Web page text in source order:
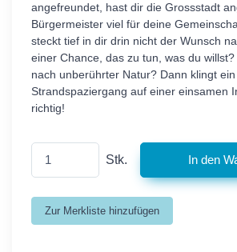
angefreundet, hast dir die Grossstadt
Bürgermeister viel für deine
steckt tief in dir drin nicht der Wunsch
einer Chance, das zu tun, was du
nach unberührter Natur? Dann klingt ein
Strandspaziergang auf einer einsamen
richtig!
Stk.